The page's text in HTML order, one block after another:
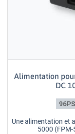
Alimentation
DC
Une alimentation et
5000 (FPM-